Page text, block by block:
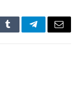
TumblrTelegramEmail